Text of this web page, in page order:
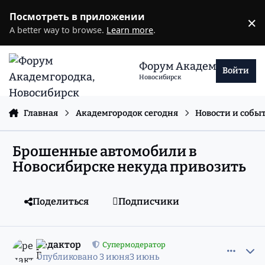
Посмотреть в приложении
A better way to browse. Learn more. ×
Форум Академгородка
Новосибирск
Войти
Главная Академгородок сегодня Новости и
Брошенные автомобили в
Новосибирске некуда привозить
Поделиться Подписчики
редактор Супермодератор
Опубликовано3 июня3 июнь